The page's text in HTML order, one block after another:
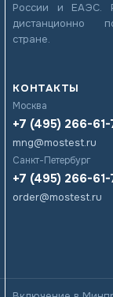
России и ЕАЭС.
дистанционно
стране.
КОНТАКТЫ
Москва
+7 (495) 266-61-
mng@mostest.ru
Санкт-Петербург
+7 (495) 266-61-
order@mostest.ru